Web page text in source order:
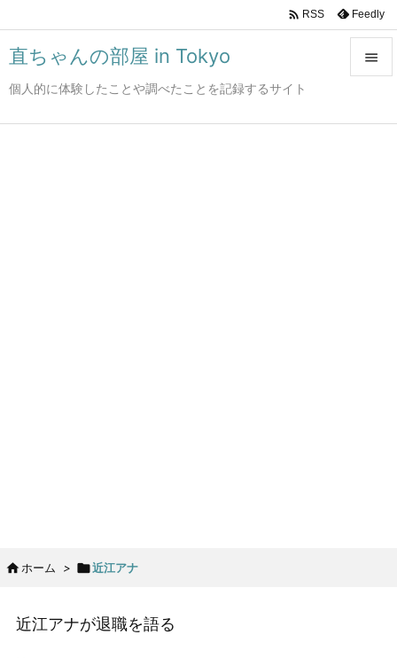
直ちゃんの部屋 in Tokyo
個人的に体験したことや調べたことを記録するサイト

 RSS Feedly
 ホーム > 近江アナ
近江アナが退職を語る